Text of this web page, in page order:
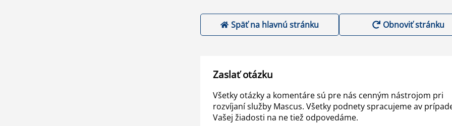
Späť na hlavnú stránku Obnoviť stránku
Zaslať otázku
Všetky otázky a komentáre sú pre nás cenným nástrojom pri
rozvíjaní služby Mascus. Všetky podnety spracujeme av
Vašej žiadosti na ne tiež odpovedáme.